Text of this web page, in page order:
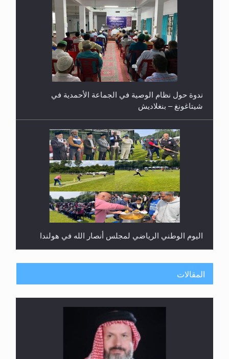
ندوة حول نظام الوصية في الجماعة الأحمدية في
شيتاغونغ – بنغلاديش
اليوم الوطني الرياضي لمجلس أنصار الله في هولندا
المقالات